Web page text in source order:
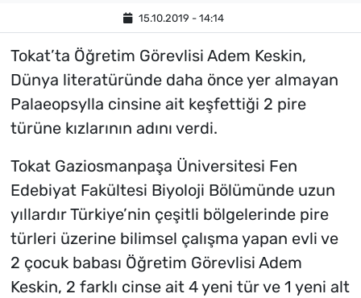
15.10.2019 - 14:14
Tokat’ta Öğretim Görevlisi Adem Keskin,
Dünya literatüründe daha önce yer almayan
Palaeopsylla cinsine ait keşfettiği 2 pire
türüne kızlarının adını verdi.
Tokat Gaziosmanpaşa Üniversitesi Fen
Edebiyat Fakültesi Biyoloji Bölümünde uzun
yıllardır Türkiye’nin çeşitli bölgelerinde pire
türleri üzerine bilimsel çalışma yapan evli ve
2 çocuk babası Öğretim Görevlisi Adem
Keskin, 2 farklı cinse ait 4 yeni tür ve 1 yeni alt